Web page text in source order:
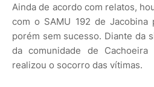
Ainda de acordo com relatos,
com o SAMU 192 de
porém sem sucesso. Diante da
da comunidade de
realizou o socorro das vítimas.